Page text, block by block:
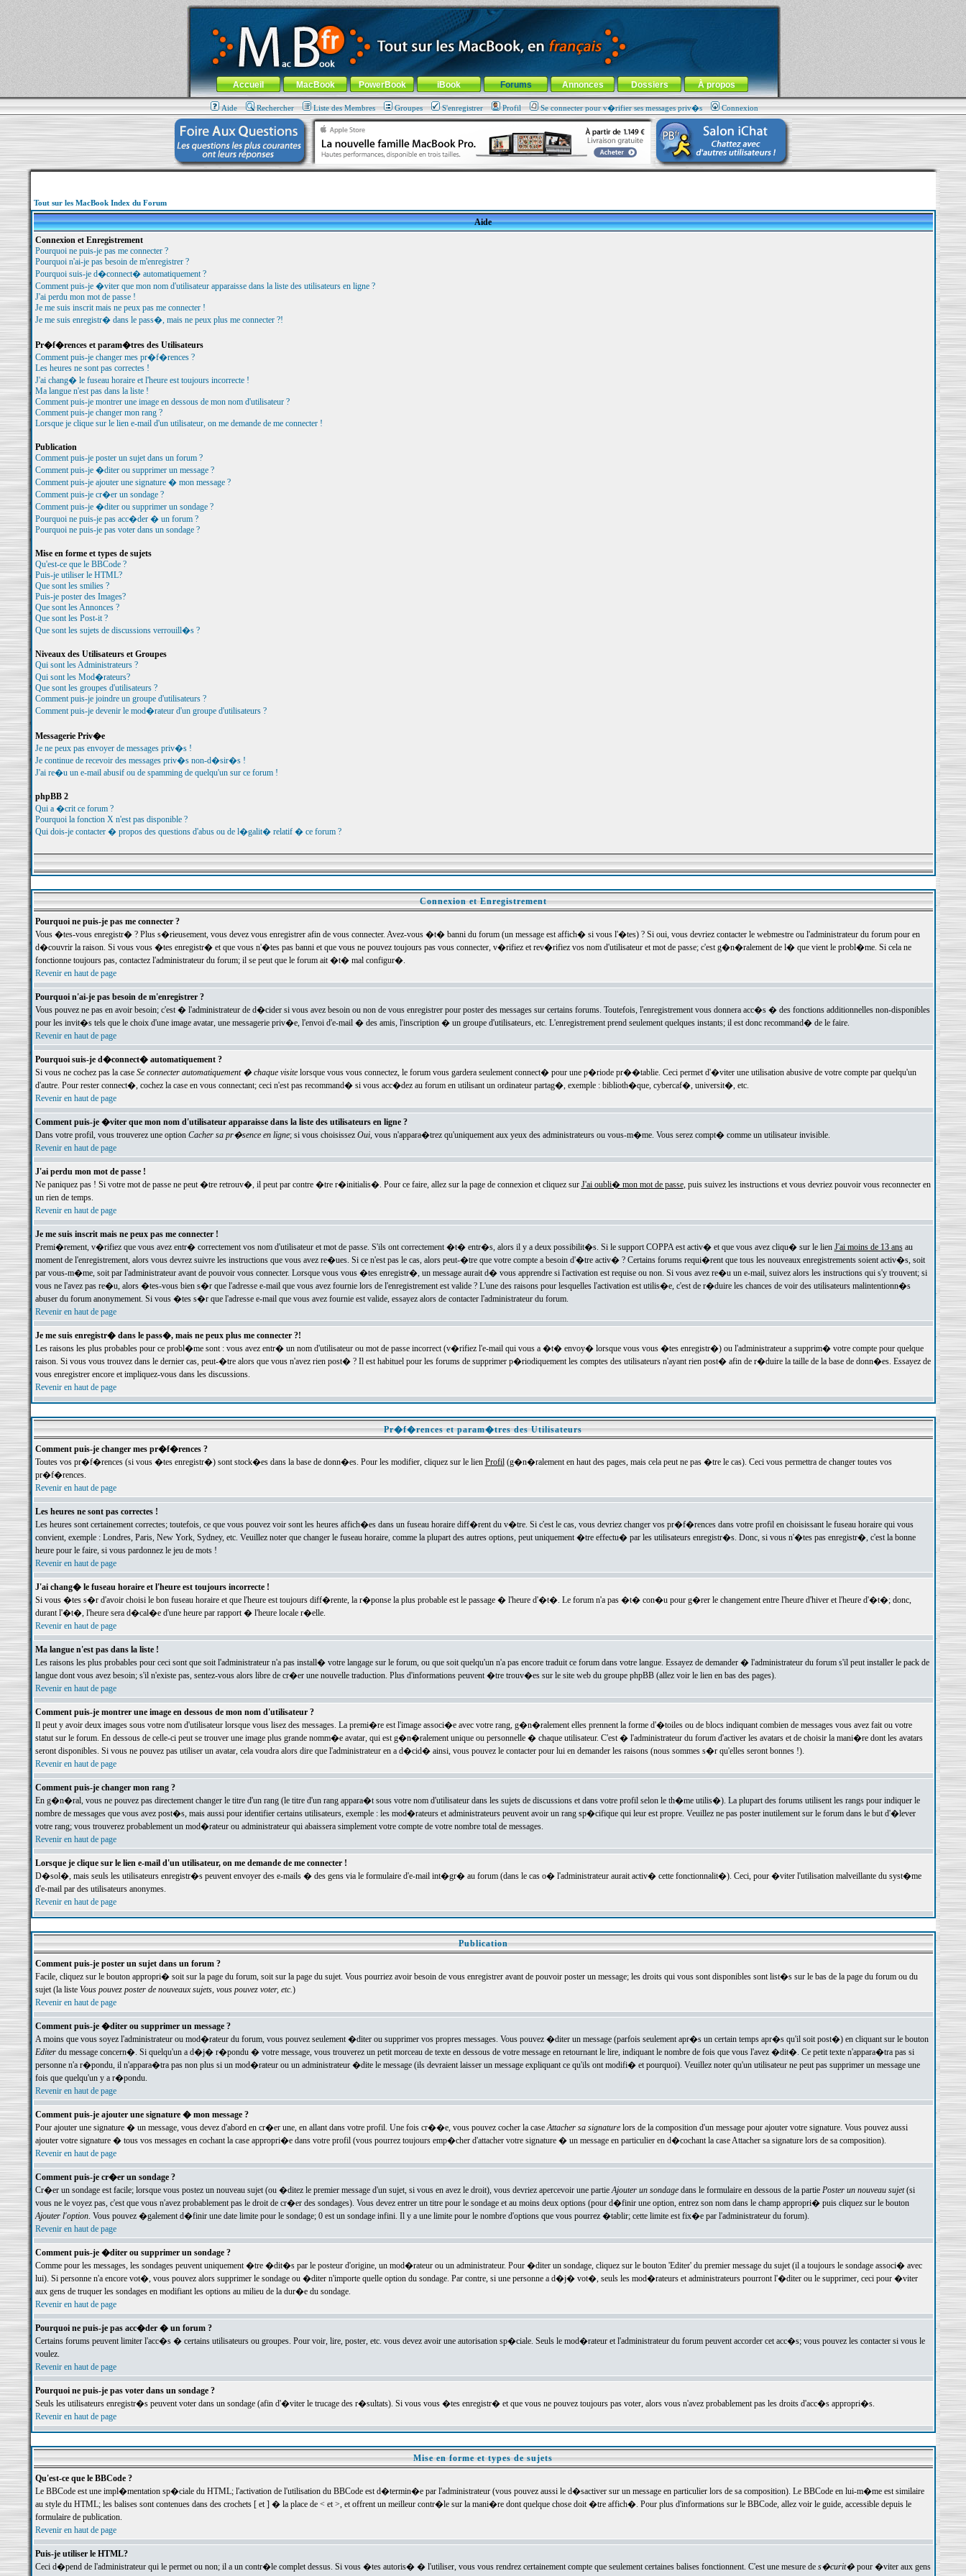
MacBook-fr.com : 100% Apple... 100% nomade !
Aller au contenu-Aller au menu général-Aller au menu de la rubrique
Menu général
Accueil MacBook PowerBook iBook Forums Annonces Dossiers À propos
Aide Rechercher Liste des Membres Groupes S'enregistrer Profil Se connecter pour v�rifier ses messages priv�s Connexion
Tout sur les MacBook Index du Forum
Aide
Connexion et Enregistrement
Pourquoi ne puis-je pas me connecter ?
Pourquoi n'ai-je pas besoin de m'enregistrer ?
Pourquoi suis-je d�connect� automatiquement ?
Comment puis-je �viter que mon nom d'utilisateur apparaisse dans la liste des utilisateurs en ligne ?
J'ai perdu mon mot de passe !
Je me suis inscrit mais ne peux pas me connecter !
Je me suis enregistr� dans le pass�, mais ne peux plus me connecter ?!
Pr�f�rences et param�tres des Utilisateurs
Comment puis-je changer mes pr�f�rences ?
Les heures ne sont pas correctes !
J'ai chang� le fuseau horaire et l'heure est toujours incorrecte !
Ma langue n'est pas dans la liste !
Comment puis-je montrer une image en dessous de mon nom d'utilisateur ?
Comment puis-je changer mon rang ?
Lorsque je clique sur le lien e-mail d'un utilisateur, on me demande de me connecter !
Publication
Comment puis-je poster un sujet dans un forum ?
Comment puis-je �diter ou supprimer un message ?
Comment puis-je ajouter une signature � mon message ?
Comment puis-je cr�er un sondage ?
Comment puis-je �diter ou supprimer un sondage ?
Pourquoi ne puis-je pas acc�der � un forum ?
Pourquoi ne puis-je pas voter dans un sondage ?
Mise en forme et types de sujets
Qu'est-ce que le BBCode ?
Puis-je utiliser le HTML?
Que sont les smilies ?
Puis-je poster des Images?
Que sont les Annonces ?
Que sont les Post-it ?
Que sont les sujets de discussions verrouill�s ?
Niveaux des Utilisateurs et Groupes
Qui sont les Administrateurs ?
Qui sont les Mod�rateurs?
Que sont les groupes d'utilisateurs ?
Comment puis-je joindre un groupe d'utilisateurs ?
Comment puis-je devenir le mod�rateur d'un groupe d'utilisateurs ?
Messagerie Priv�e
Je ne peux pas envoyer de messages priv�s !
Je continue de recevoir des messages priv�s non-d�sir�s !
J'ai re�u un e-mail abusif ou de spamming de quelqu'un sur ce forum !
phpBB 2
Qui a �crit ce forum ?
Pourquoi la fonction X n'est pas disponible ?
Qui dois-je contacter � propos des questions d'abus ou de l�galit� relatif � ce forum ?
Connexion et Enregistrement
Pourquoi ne puis-je pas me connecter ?
Vous �tes-vous enregistr� ? Plus s�rieusement, vous devez vous enregistrer afin de vous connecter. Avez-vous �t� banni du forum (un message est affich� si vous l'�tes) ? Si oui, vous devriez contacter le webmestre ou l'administrateur du forum pour en
d�couvrir la raison. Si vous vous �tes enregistr� et que vous n'�tes pas banni et que vous ne pouvez toujours pas vous connecter, v�rifiez et rev�rifiez vos nom d'utilisateur et mot de passe; c'est g�n�ralement de l� que vient le probl�me. Si cela ne
fonctionne toujours pas, contactez l'administrateur du forum; il se peut que le forum ait �t� mal configur�.
Revenir en haut de page
Pourquoi n'ai-je pas besoin de m'enregistrer ?
Vous pouvez ne pas en avoir besoin; c'est � l'administrateur de d�cider si vous avez besoin ou non de vous enregistrer pour poster des messages sur certains forums. Toutefois, l'enregistrement vous donnera acc�s � des fonctions additionnelles non-disponibles
pour les invit�s tels que le choix d'une image avatar, une messagerie priv�e, l'envoi d'e-mail � des amis, l'inscription � un groupe d'utilisateurs, etc. L'enregistrement prend seulement quelques instants; il est donc recommand� de le faire.
Revenir en haut de page
Pourquoi suis-je d�connect� automatiquement ?
Si vous ne cochez pas la case Se connecter automatiquement � chaque visitelorsque vous vous connectez, le forum vous gardera seulement connect� pour une p�riode pr��tablie. Ceci permet d'�viter une utilisation abusive de votre compte par quelqu'un
d'autre. Pour rester connect�, cochez la case en vous connectant; ceci n'est pas recommand� si vous acc�dez au forum en utilisant un ordinateur partag�, exemple : biblioth�que, cybercaf�, universit�, etc.
Revenir en haut de page
Comment puis-je �viter que mon nom d'utilisateur apparaisse dans la liste des utilisateurs en ligne ?
Dans votre profil, vous trouverez une option Cacher sa pr�sence en ligne; si vous choisissez Oui, vous n'appara�trez qu'uniquement aux yeux des administrateurs ou vous-m�me. Vous serez compt� comme un utilisateur invisible.
Revenir en haut de page
J'ai perdu mon mot de passe !
Ne paniquez pas ! Si votre mot de passe ne peut �tre retrouv�, il peut par contre �tre r�initialis�. Pour ce faire, allez sur la page de connexion et cliquez sur J'ai oubli� mon mot de passe, puis suivez les instructions et vous devriez pouvoir vous reconnecter en
un rien de temps.
Revenir en haut de page
Je me suis inscrit mais ne peux pas me connecter !
Premi�rement, v�rifiez que vous avez entr� correctement vos nom d'utilisateur et mot de passe. S'ils ont correctement �t� entr�s, alors il y a deux possibilit�s. Si le support COPPA est activ� et que vous avez cliqu� sur le lien J'ai moins de 13 ansau
moment de l'enregistrement, alors vous devrez suivre les instructions que vous avez re�ues. Si ce n'est pas le cas, alors peut-�tre que votre compte a besoin d'�tre activ� ? Certains forums requi�rent que tous les nouveaux enregistrements soient activ�s, soit
par vous-m�me, soit par l'administrateur avant de pouvoir vous connecter. Lorsque vous vous �tes enregistr�, un message aurait d� vous apprendre si l'activation est requise ou non. Si vous avez re�u un e-mail, suivez alors les instructions qui s'y trouvent; si
vous ne l'avez pas re�u, alors �tes-vous bien s�r que l'adresse e-mail que vous avez fournie lors de l'enregistrement est valide ? L'une des raisons pour lesquelles l'activation est utilis�e, c'est de r�duire les chances de voir des utilisateurs malintentionn�s
abuser du forum anonymement. Si vous �tes s�r que l'adresse e-mail que vous avez fournie est valide, essayez alors de contacter l'administrateur du forum.
Revenir en haut de page
Je me suis enregistr� dans le pass�, mais ne peux plus me connecter ?!
Les raisons les plus probables pour ce probl�me sont : vous avez entr� un nom d'utilisateur ou mot de passe incorrect (v�rifiez l'e-mail qui vous a �t� envoy� lorsque vous vous �tes enregistr�) ou l'administrateur a supprim� votre compte pour quelque
raison. Si vous vous trouvez dans le dernier cas, peut-�tre alors que vous n'avez rien post� ? Il est habituel pour les forums de supprimer p�riodiquement les comptes des utilisateurs n'ayant rien post� afin de r�duire la taille de la base de donn�es. Essayez de
vous enregistrer encore et impliquez-vous dans les discussions.
Revenir en haut de page
Pr�f�rences et param�tres des Utilisateurs
Comment puis-je changer mes pr�f�rences ?
Toutes vos pr�f�rences (si vous �tes enregistr�) sont stock�es dans la base de donn�es. Pour les modifier, cliquez sur le lien Profil(g�n�ralement en haut des pages, mais cela peut ne pas �tre le cas). Ceci vous permettra de changer toutes vos
pr�f�rences.
Revenir en haut de page
Les heures ne sont pas correctes !
Les heures sont certainement correctes; toutefois, ce que vous pouvez voir sont les heures affich�es dans un fuseau horaire diff�rent du v�tre. Si c'est le cas, vous devriez changer vos pr�f�rences dans votre profil en choisissant le fuseau horaire qui vous
convient, exemple : Londres, Paris, New York, Sydney, etc. Veuillez noter que changer le fuseau horaire, comme la plupart des autres options, peut uniquement �tre effectu� par les utilisateurs enregistr�s. Donc, si vous n'�tes pas enregistr�, c'est la bonne
heure pour le faire, si vous pardonnez le jeu de mots !
Revenir en haut de page
J'ai chang� le fuseau horaire et l'heure est toujours incorrecte !
Si vous �tes s�r d'avoir choisi le bon fuseau horaire et que l'heure est toujours diff�rente, la r�ponse la plus probable est le passage � l'heure d'�t�. Le forum n'a pas �t� con�u pour g�rer le changement entre l'heure d'hiver et l'heure d'�t�; donc,
durant l'�t�, l'heure sera d�cal�e d'une heure par rapport � l'heure locale r�elle.
Revenir en haut de page
Ma langue n'est pas dans la liste !
Les raisons les plus probables pour ceci sont que soit l'administrateur n'a pas install� votre langage sur le forum, ou que soit quelqu'un n'a pas encore traduit ce forum dans votre langue. Essayez de demander � l'administrateur du forum s'il peut installer le pack de
langue dont vous avez besoin; s'il n'existe pas, sentez-vous alors libre de cr�er une nouvelle traduction. Plus d'informations peuvent �tre trouv�es sur le site web du groupe phpBB (allez voir le lien en bas des pages).
Revenir en haut de page
Comment puis-je montrer une image en dessous de mon nom d'utilisateur ?
Il peut y avoir deux images sous votre nom d'utilisateur lorsque vous lisez des messages. La premi�re est l'image associ�e avec votre rang, g�n�ralement elles prennent la forme d'�toiles ou de blocs indiquant combien de messages vous avez fait ou votre
statut sur le forum. En dessous de celle-ci peut se trouver une image plus grande nomm�e avatar, qui est g�n�ralement unique ou personnelle � chaque utilisateur. C'est � l'administrateur du forum d'activer les avatars et de choisir la mani�re dont les avatars
seront disponibles. Si vous ne pouvez pas utiliser un avatar, cela voudra alors dire que l'administrateur en a d�cid� ainsi, vous pouvez le contacter pour lui en demander les raisons (nous sommes s�r qu'elles seront bonnes !).
Revenir en haut de page
Comment puis-je changer mon rang ?
En g�n�ral, vous ne pouvez pas directement changer le titre d'un rang (le titre d'un rang appara�t sous votre nom d'utilisateur dans les sujets de discussions et dans votre profil selon le th�me utilis�). La plupart des forums utilisent les rangs pour indiquer le
nombre de messages que vous avez post�s, mais aussi pour identifier certains utilisateurs, exemple : les mod�rateurs et administrateurs peuvent avoir un rang sp�cifique qui leur est propre. Veuillez ne pas poster inutilement sur le forum dans le but d'�lever
votre rang; vous trouverez probablement un mod�rateur ou administrateur qui abaissera simplement votre compte de votre nombre total de messages.
Revenir en haut de page
Lorsque je clique sur le lien e-mail d'un utilisateur, on me demande de me connecter !
D�sol�, mais seuls les utilisateurs enregistr�s peuvent envoyer des e-mails � des gens via le formulaire d'e-mail int�gr� au forum (dans le cas o� l'administrateur aurait activ� cette fonctionnalit�). Ceci, pour �viter l'utilisation malveillante du syst�me
d'e-mail par des utilisateurs anonymes.
Revenir en haut de page
Publication
Comment puis-je poster un sujet dans un forum ?
Facile, cliquez sur le bouton appropri� soit sur la page du forum, soit sur la page du sujet. Vous pourriez avoir besoin de vous enregistrer avant de pouvoir poster un message; les droits qui vous sont disponibles sont list�s sur le bas de la page du forum ou du
sujet (la liste Vous pouvez poster de nouveaux sujets, vous pouvez voter, etc.)
Revenir en haut de page
Comment puis-je �diter ou supprimer un message ?
A moins que vous soyez l'administrateur ou mod�rateur du forum, vous pouvez seulement �diter ou supprimer vos propres messages. Vous pouvez �diter un message (parfois seulement apr�s un certain temps apr�s qu'il soit post�) en cliquant sur le bouton
Editerdu message concern�. Si quelqu'un a d�j� r�pondu � votre message, vous trouverez un petit morceau de texte en dessous de votre message en retournant le lire, indiquant le nombre de fois que vous l'avez �dit�. Ce petit texte n'appara�tra pas si
personne n'a r�pondu, il n'appara�tra pas non plus si un mod�rateur ou un administrateur �dite le message (ils devraient laisser un message expliquant ce qu'ils ont modifi� et pourquoi). Veuillez noter qu'un utilisateur ne peut pas supprimer un message une
fois que quelqu'un y a r�pondu.
Revenir en haut de page
Comment puis-je ajouter une signature � mon message ?
Pour ajouter une signature � un message, vous devez d'abord en cr�er une, en allant dans votre profil. Une fois cr��e, vous pouvez cocher la caseAttacher sa signaturelors de la composition d'un message pour ajouter votre signature. Vous pouvez aussi
ajouter votre signature � tous vos messages en cochant la case appropri�e dans votre profil (vous pourrez toujours emp�cher d'attacher votre signature � un message en particulier en d�cochant la case Attacher sa signature lors de sa composition).
Revenir en haut de page
Comment puis-je cr�er un sondage ?
Cr�er un sondage est facile; lorsque vous postez un nouveau sujet (ou �ditez le premier message d'un sujet, si vous en avez le droit), vous devriez apercevoir une partieAjouter un sondagedans le formulaire en dessous de la partie Poster un nouveau sujet(si
vous ne le voyez pas, c'est que vous n'avez probablement pas le droit de cr�er des sondages). Vous devez entrer un titre pour le sondage et au moins deux options (pour d�finir une option, entrez son nom dans le champ appropri� puis cliquez sur le bouton
Ajouter l'option. Vous pouvez �galement d�finir une date limite pour le sondage; 0 est un sondage infini. Il y a une limite pour le nombre d'options que vous pourrez �tablir; cette limite est fix�e par l'administrateur du forum).
Revenir en haut de page
Comment puis-je �diter ou supprimer un sondage ?
Comme pour les messages, les sondages peuvent uniquement �tre �dit�s par le posteur d'origine, un mod�rateur ou un administrateur. Pour �diter un sondage, cliquez sur le bouton 'Editer' du premier message du sujet (il a toujours le sondage associ� avec
lui). Si personne n'a encore vot�, vous pouvez alors supprimer le sondage ou �diter n'importe quelle option du sondage. Par contre, si une personne a d�j� vot�, seuls les mod�rateurs et administrateurs pourront l'�diter ou le supprimer, ceci pour �viter
aux gens de truquer les sondages en modifiant les options au milieu de la dur�e du sondage.
Revenir en haut de page
Pourquoi ne puis-je pas acc�der � un forum ?
Certains forums peuvent limiter l'acc�s � certains utilisateurs ou groupes. Pour voir, lire, poster, etc. vous devez avoir une autorisation sp�ciale. Seuls le mod�rateur et l'administrateur du forum peuvent accorder cet acc�s; vous pouvez les contacter si vous le
voulez.
Revenir en haut de page
Pourquoi ne puis-je pas voter dans un sondage ?
Seuls les utilisateurs enregistr�s peuvent voter dans un sondage (afin d'�viter le trucage des r�sultats). Si vous vous �tes enregistr� et que vous ne pouvez toujours pas voter, alors vous n'avez probablement pas les droits d'acc�s appropri�s.
Revenir en haut de page
Mise en forme et types de sujets
Qu'est-ce que le BBCode ?
Le BBCode est une impl�mentation sp�ciale du HTML; l'activation de l'utilisation du BBCode est d�termin�e par l'administrateur (vous pouvez aussi le d�sactiver sur un message en particulier lors de sa composition). Le BBCode en lui-m�me est similaire
au style du HTML; les balises sont contenues dans des crochets [ et ] � la place de < et >, et offrent un meilleur contr�le sur la mani�re dont quelque chose doit �tre affich�. Pour plus d'informations sur le BBCode, allez voir le guide, accessible depuis le
formulaire de publication.
Revenir en haut de page
Puis-je utiliser le HTML?
Ceci d�pend de l'administrateur qui le permet ou non; il a un contr�le complet dessus. Si vous �tes autoris� � l'utiliser, vous vous rendrez certainement compte que seulement certaines balises fonctionnent. C'est une mesure de s�curit�pour �viter aux gens